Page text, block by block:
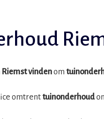
vindenom
omtrenttuinonderhoud